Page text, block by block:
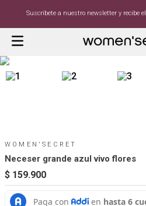
Suscríbete a nuestro newsletter y recibe
WOMEN'SECRET
Neceser grande azul vivo flores
$ 159.900